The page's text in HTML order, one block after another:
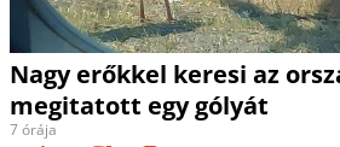
Nagy erőkkel keresi az
megitatott egy gólyát
7 órája